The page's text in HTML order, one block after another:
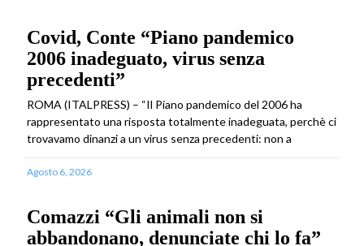
Covid, Conte “Piano pandemico
2006 inadeguato, virus senza
precedenti”
ROMA (ITALPRESS) – “Il Piano pandemico del 2006 ha
rappresentato una risposta totalmente inadeguata, perchè ci
trovavamo dinanzi a un virus senza precedenti: non a
Agosto 6, 2026
Comazzi “Gli animali non si
abbandonano, denunciate chi lo fa”